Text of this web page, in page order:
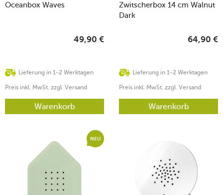
Oceanbox Waves
Lieferung in 1-2 Werktagen
49,90 €
Preis inkl. MwSt. zzgl. Versand
Warenkorb
Zwitscherbox 14 cm Walnut
Dark
Lieferung in 1-2 Werktagen
64,90 €
Preis inkl. MwSt. zzgl. Versand
Warenkorb
NEU